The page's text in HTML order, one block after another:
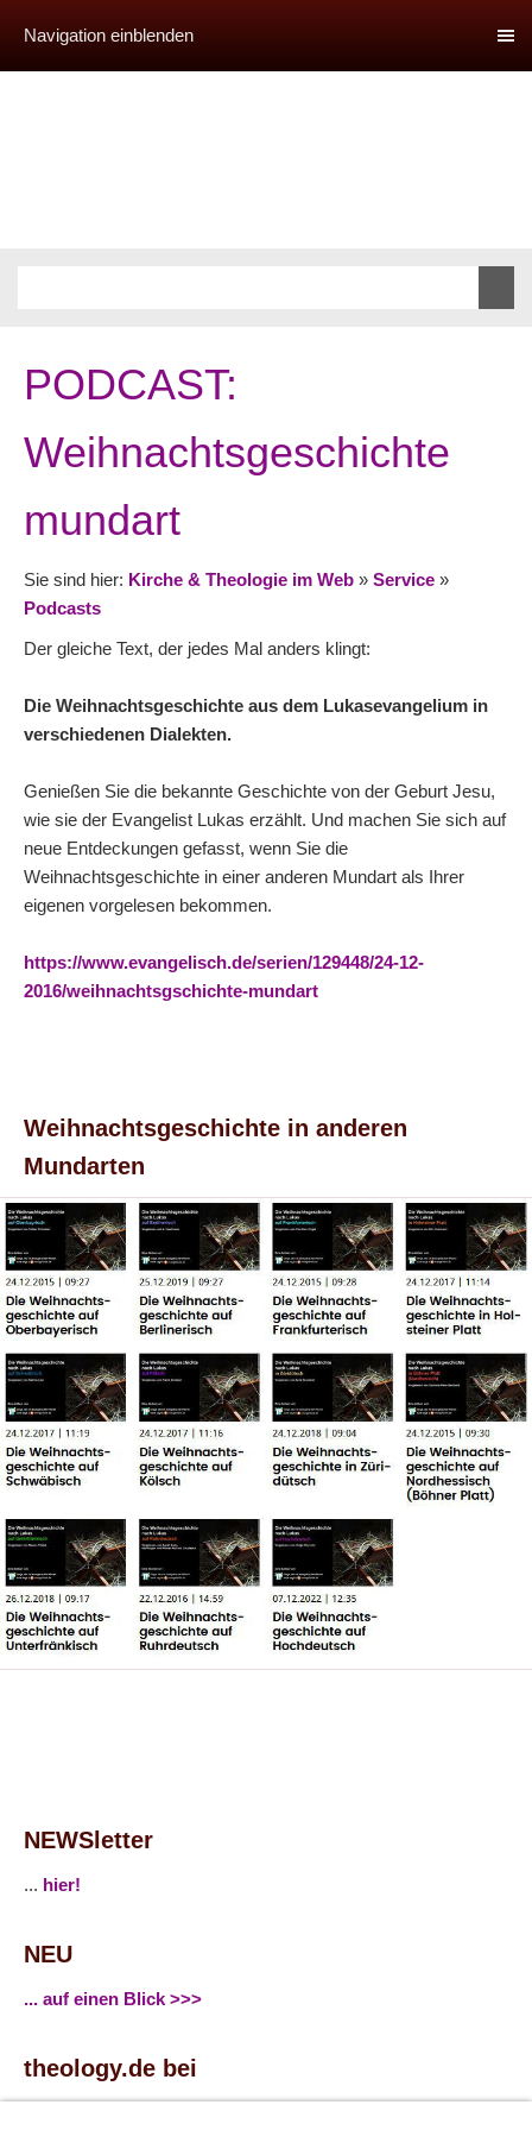
Navigation einblenden
PODCAST:
Weihnachtsgeschichte
mundart
Sie sind hier: Kirche & Theologie im Web » Service »
Podcasts
Der gleiche Text, der jedes Mal anders klingt:
Die Weihnachtsgeschichte aus dem Lukasevangelium in
verschiedenen Dialekten.
Genießen Sie die bekannte Geschichte von der Geburt Jesu,
wie sie der Evangelist Lukas erzählt. Und machen Sie sich auf
neue Entdeckungen gefasst, wenn Sie die
Weihnachtsgeschichte in einer anderen Mundart als Ihrer
eigenen vorgelesen bekommen.
https://www.evangelisch.de/serien/129448/24-12-
2016/weihnachtsgschichte-mundart
Weihnachtsgeschichte in anderen
Mundarten
NEWSletter
... hier!
NEU
... auf einen Blick >>>
theology.de bei